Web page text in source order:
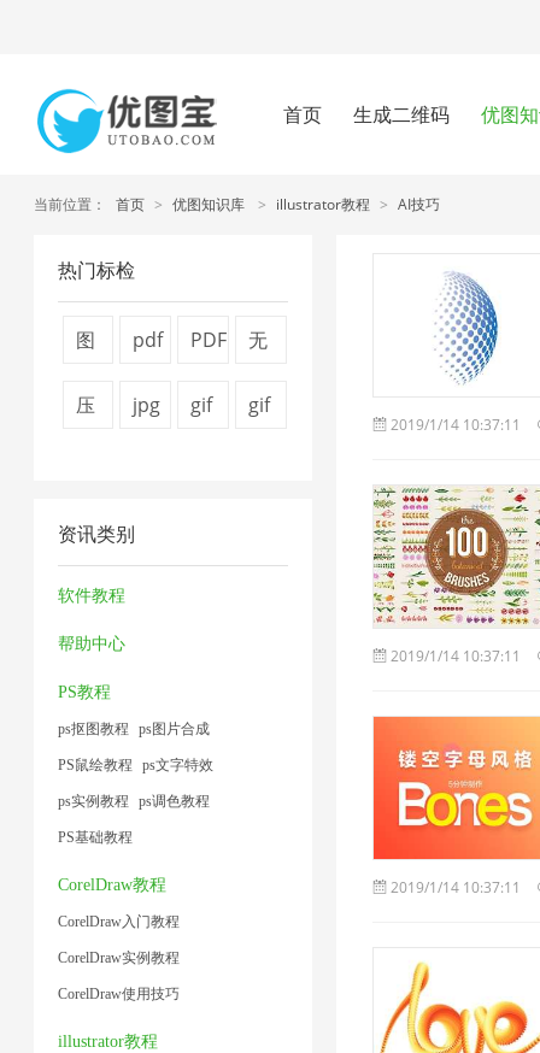
首页 生成二维码 优图
当前位置： 首页 > 优图知识库 > illustrator教程 > AI技巧
热门标检
图
器
2
pdf
法
1
PDF
1
无
压
频
大
小
1
jpg
压
gif
gif
资讯类别
软件教程
帮助中心
PS教程
ps抠图教程 ps图片合成
PS鼠绘教程 ps文字特效
ps实例教程 ps调色教程
PS基础教程
CorelDraw教程
CorelDraw入门教程
CorelDraw实例教程
CorelDraw使用技巧
illustrator教程
2019/1/14 10:37:11
2019/1/14 10:37:11
2019/1/14 10:37:11